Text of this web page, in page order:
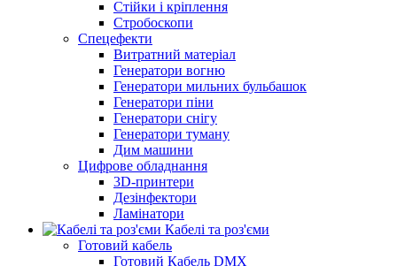
Стійки і кріплення
Стробоскопи
Спецефекти
Витратний матеріал
Генератори вогню
Генератори мильних бульбашок
Генератори піни
Генератори снігу
Генератори туману
Дим машини
Цифрове обладнання
3D-принтери
Дезінфектори
Ламінатори
Кабелі та роз'єми
Готовий кабель
Готовий Кабель DMX